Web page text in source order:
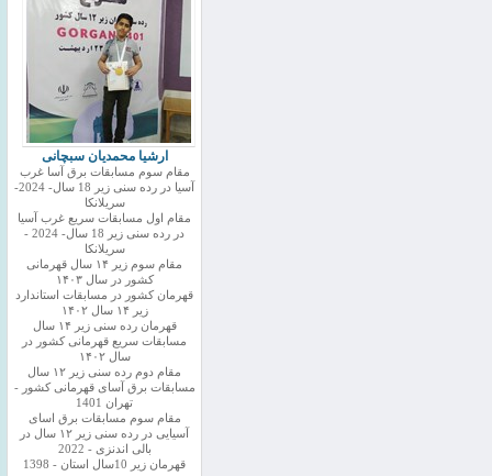
ارشیا محمدیان سبچانی
مقام سوم مسابقات برق آسا غرب
آسیا در رده سنی زیر 18 سال- 2024-
سریلانکا
مقام اول مسابقات سریع غرب آسیا
در رده سنی زیر 18 سال- 2024 -
سریلانکا
مقام سوم زیر ۱۴ سال قهرمانی
کشور در سال ۱۴۰۳
قهرمان کشور در مسابقات استاندارد
زیر ۱۴ سال ۱۴۰۲
قهرمان رده سنی زیر ۱۴ سال
مسابقات سریع قهرمانی کشور در
سال ۱۴۰۲
مقام دوم رده سنی زیر ۱۲ سال
مسابقات برق آسای قهرمانی کشور -
تهران 1401
مقام سوم مسابقات برق اسای
آسیایی در رده سنی زیر ۱۲ سال در
بالی اندنزی - 2022
قهرمان زیر 10سال استان - 1398